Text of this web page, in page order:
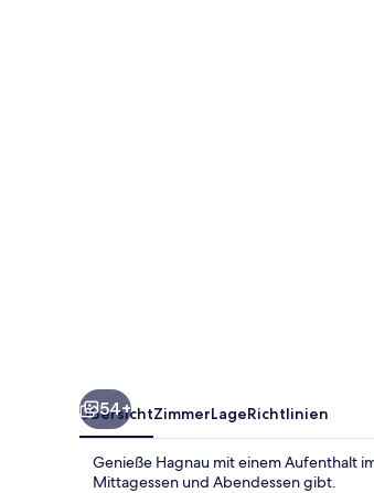
54+
ÜbersichtZimmerLageRichtlinien
Genieße Hagnau mit einem Aufenthalt
Mittagessen und Abendessen gibt.